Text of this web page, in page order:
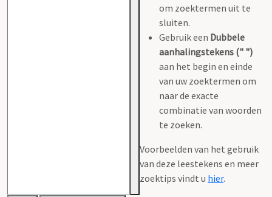
om zoektermen uit te
sluiten.
Gebruik een Dubbele
aanhalingstekens (" ")
aan het begin en einde
van uw zoektermen om
naar de exacte
combinatie van woorden
te zoeken.
Voorbeelden van het gebruik
van deze leestekens en meer
zoektips vindt u hier.